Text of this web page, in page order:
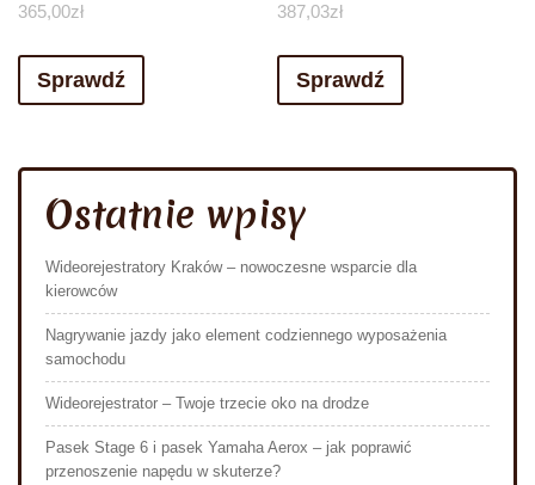
365,00zł
Sprawdź
387,03zł
Sprawdź
Ostatnie wpisy
Wideorejestratory Kraków – nowoczesne wsparcie dla
kierowców
Nagrywanie jazdy jako element codziennego wyposażenia
samochodu
Wideorejestrator – Twoje trzecie oko na drodze
Pasek Stage 6 i pasek Yamaha Aerox – jak poprawić
przenoszenie napędu w skuterze?